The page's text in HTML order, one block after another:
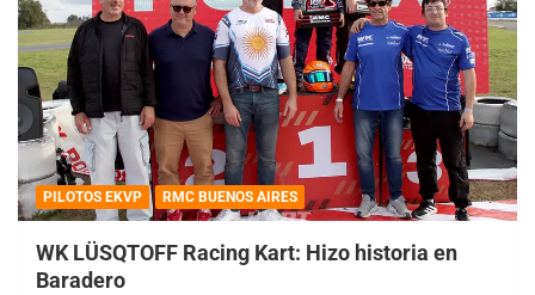
PILOTOS EKVP RMC BUENOS AIRES
WK LÜSQTOFF Racing Kart: Hizo historia en
Baradero